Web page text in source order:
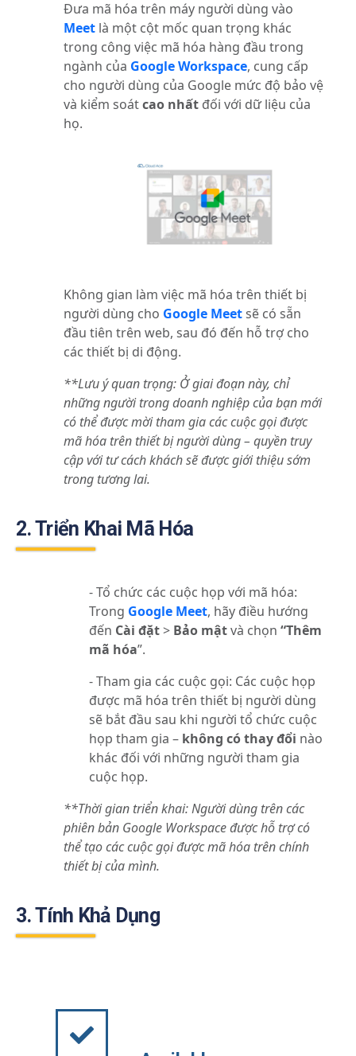
Đưa mã hóa trên máy người dùng vào
Meet là một cột mốc quan trọng khác
trong công việc mã hóa hàng đầu trong
ngành của Google Workspace, cung cấp
cho người dùng của Google mức độ bảo vệ
và kiểm soátcao nhất đối với dữ liệu của
họ.
Không gian làm việc mã hóa trên thiết bị
người dùng cho Google Meetsẽ có sẵn
đầu tiên trên web, sau đó đến hỗ trợ cho
các thiết bị di động.
**Lưu ý quan trọng: Ở giai đoạn này, chỉ
những người trong doanh nghiệp của bạn mới
có thể được mời tham gia các cuộc gọi được
mã hóa trên thiết bị người dùng – quyền truy
cập với tư cách khách sẽ được giới thiệu sớm
trong tương lai.
2. Triển Khai Mã Hóa
- Tổ chức các cuộc họp với mã hóa:
Trong Google Meet, hãy điều hướng
đến Cài đặt> Bảo mậtvà chọn“Thêm
mã hóa”.
- Tham gia các cuộc gọi: Các cuộc họp
được mã hóa trên thiết bị người dùng
sẽ bắt đầu sau khi người tổ chức cuộc
họp tham gia – không có thay đổi nào
khác đối với những người tham gia
cuộc họp.
**Thời gian triển khai: Người dùng trên các
phiên bản Google Workspace được hỗ trợ có
thể tạo các cuộc gọi được mã hóa trên chính
thiết bị của mình.
3. Tính Khả Dụng